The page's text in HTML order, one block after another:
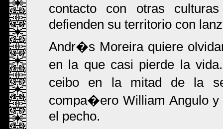
contacto con otras
defienden su territorio con
Andr�s Moreira quiere
en la que casi pierde la
ceibo en la mitad de la
compa�ero William Angulo
el pecho.